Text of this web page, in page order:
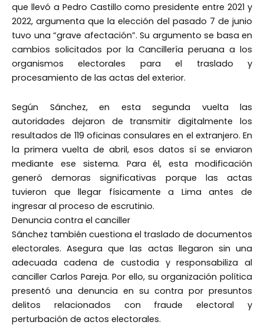
que llevó a Pedro Castillo como presidente entre 2021 y
2022, argumenta que la elección del pasado 7 de junio
tuvo una “grave afectación”. Su argumento se basa en
cambios solicitados por la Cancillería peruana a los
organismos electorales para el traslado y
procesamiento de las actas del exterior.
Según Sánchez, en esta segunda vuelta las
autoridades dejaron de transmitir digitalmente los
resultados de 119 oficinas consulares en el extranjero. En
la primera vuelta de abril, esos datos sí se enviaron
mediante ese sistema. Para él, esta modificación
generó demoras significativas porque las actas
tuvieron que llegar físicamente a Lima antes de
ingresar al proceso de escrutinio.
Denuncia contra el canciller
Sánchez también cuestiona el traslado de documentos
electorales. Asegura que las actas llegaron sin una
adecuada cadena de custodia y responsabiliza al
canciller Carlos Pareja. Por ello, su organización política
presentó una denuncia en su contra por presuntos
delitos relacionados con fraude electoral y
perturbación de actos electorales.